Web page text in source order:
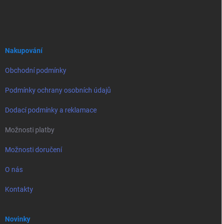
Nakupování
Obchodní podmínky
Podmínky ochrany osobních údajů
Dodací podmínky a reklamace
Možnosti platby
Možnosti doručení
O nás
Kontakty
Novinky